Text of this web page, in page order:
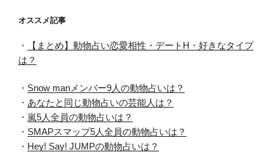
オススメ記事
・
【まとめ】動物占い恋愛相性・デートH・好きなタイプ
は？
・ Snow manメンバー9人の動物占いは？
・ あなたと同じ動物占いの芸能人は？
・ 嵐5人全員の動物占いは？
・ SMAPスマップ5人全員の動物占いは？
・ Hey! Say! JUMPの動物占いは？